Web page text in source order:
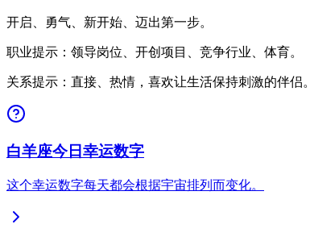
开启、勇气、新开始、迈出第一步。
职业提示：领导岗位、开创项目、竞争行业、体育。
关系提示：直接、热情，喜欢让生活保持刺激的伴侣。
白羊座今日幸运数字
这个幸运数字每天都会根据宇宙排列而变化。